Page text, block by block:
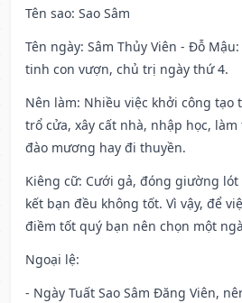
Tên sao: Sao Sâm
Tên ngày: Sâm Thủy Viên - Đỗ
tinh con vượn, chủ trị ngày thứ 4.
Nên làm: Nhiều việc khởi công tạo
trổ cửa, xây cất nhà, nhập học,
đào mương hay đi thuyền.
Kiêng cữ: Cưới gả, đóng giường
kết bạn đều không tốt. Vì vậy, để
điềm tốt quý bạn nên chọn một
Ngoại lệ:
- Ngày Tuất Sao Sâm Đăng Viên,